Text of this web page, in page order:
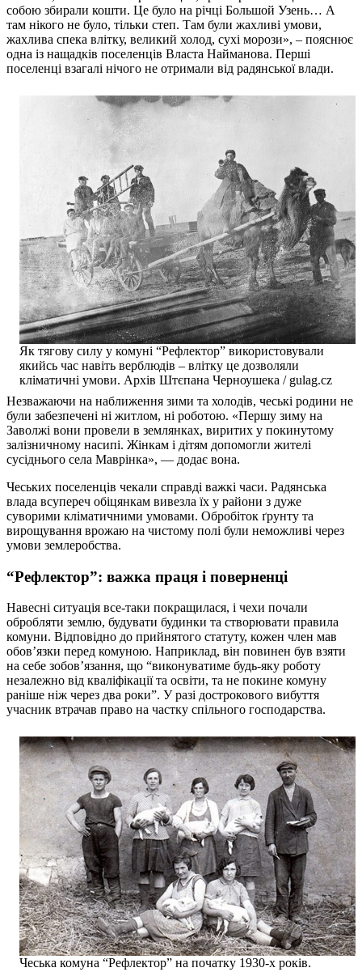
собою збирали кошти. Це було на річці Большой Узень… А
там нікого не було, тільки степ. Там були жахливі умови,
жахлива спека влітку, великий холод, сухі морози», – пояснює
одна із нащадків поселенців Власта Найманова. Перші
поселенці взагалі нічого не отримали від радянської влади.
Як тягову силу у комуні “Рефлектор” використовували
якийсь час навіть верблюдів – влітку це дозволяли
кліматичні умови. Архів Штєпана Черноушека / gulag.cz
Незважаючи на наближення зими та холодів, чеські родини не
були забезпечені ні житлом, ні роботою. «Першу зиму на
Заволжі вони провели в землянках, виритих у покинутому
залізничному насипі. Жінкам і дітям допомогли жителі
сусіднього села Маврінка», — додає вона.
Чеських поселенців чекали справді важкі часи. Радянська
влада всупереч обіцянкам вивезла їх у райони з дуже
суворими кліматичними умовами. Обробіток ґрунту та
вирощування врожаю на чистому полі були неможливі через
умови землеробства.
“Рефлектор”: важка праця і поверненці
Навесні ситуація все-таки покращилася, і чехи почали
обробляти землю, будувати будинки та створювати правила
комуни. Відповідно до прийнятого статуту, кожен член мав
обов’язки перед комуною. Наприклад, він повинен був взяти
на себе зобов’язання, що “виконуватиме будь-яку роботу
незалежно від кваліфікації та освіти, та не покине комуну
раніше ніж через два роки”. У разі дострокового вибуття
учасник втрачав право на частку спільного господарства.
Чеська комуна “Рефлектор” на початку 1930-х років.